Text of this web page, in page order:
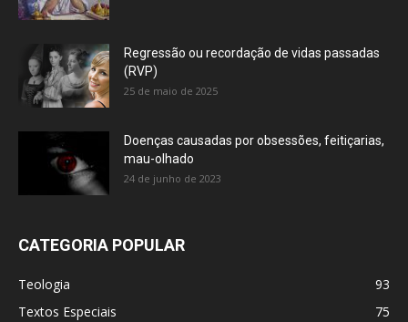
Regressão ou recordação de vidas passadas
(RVP)
25 de maio de 2025
Doenças causadas por obsessões, feitiçarias,
mau-olhado
24 de junho de 2023
CATEGORIA POPULAR
Teologia
93
Textos Especiais
75